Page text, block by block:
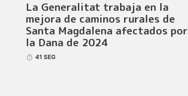
La Generalitat trabaja en la
mejora de caminos rurales de
Santa Magdalena afectados por
la Dana de 2024
41 SEG